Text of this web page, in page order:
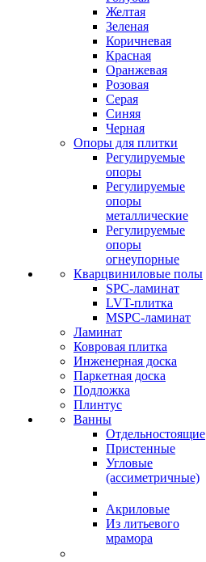
Желтая
Зеленая
Коричневая
Красная
Оранжевая
Розовая
Серая
Синяя
Черная
Опоры для плитки
Регулируемые
опоры
Регулируемые
опоры
металлические
Регулируемые
опоры
огнеупорные
Кварцвиниловые полы
SPC-ламинат
LVT-плитка
MSPC-ламинат
Ламинат
Ковровая плитка
Инженерная доска
Паркетная доска
Подложка
Плинтус
Ванны
Отдельностоящие
Пристенные
Угловые
(ассиметричные)
Акриловые
Из литьевого
мрамора